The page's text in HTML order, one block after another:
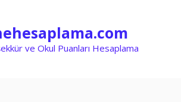
ve Okul Puanları Hesaplama